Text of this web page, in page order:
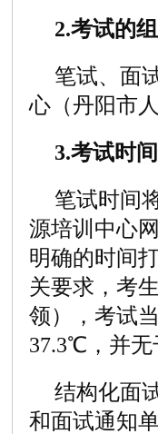
2.考试的
笔试、面
心（丹阳市
3.考试时
笔试时间
源培训中心
明确的时间
关要求，考
领），考试
37.3℃，并无
结构化面
和面试通知